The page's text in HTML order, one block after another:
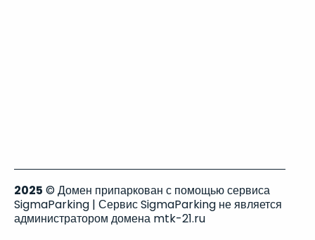
2025 © Домен припаркован с помощью сервиса
SigmaParking | Сервис SigmaParking не является
администратором домена mtk-21.ru